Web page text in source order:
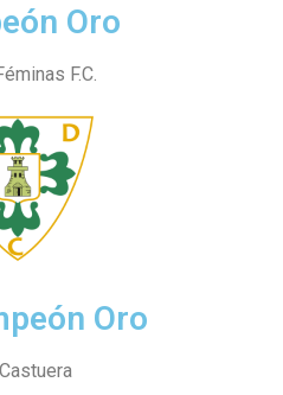
Oro
F.C.
Oro